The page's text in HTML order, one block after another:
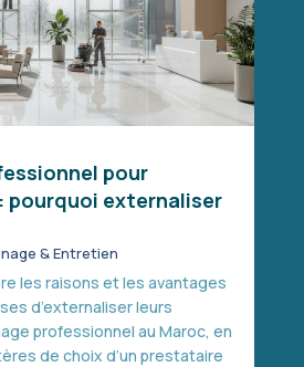
pour
pourquoi externaliser
& Entretien
les raisons et les avantages
d’externaliser leurs
professionnel au Maroc, en
de choix d’un prestataire